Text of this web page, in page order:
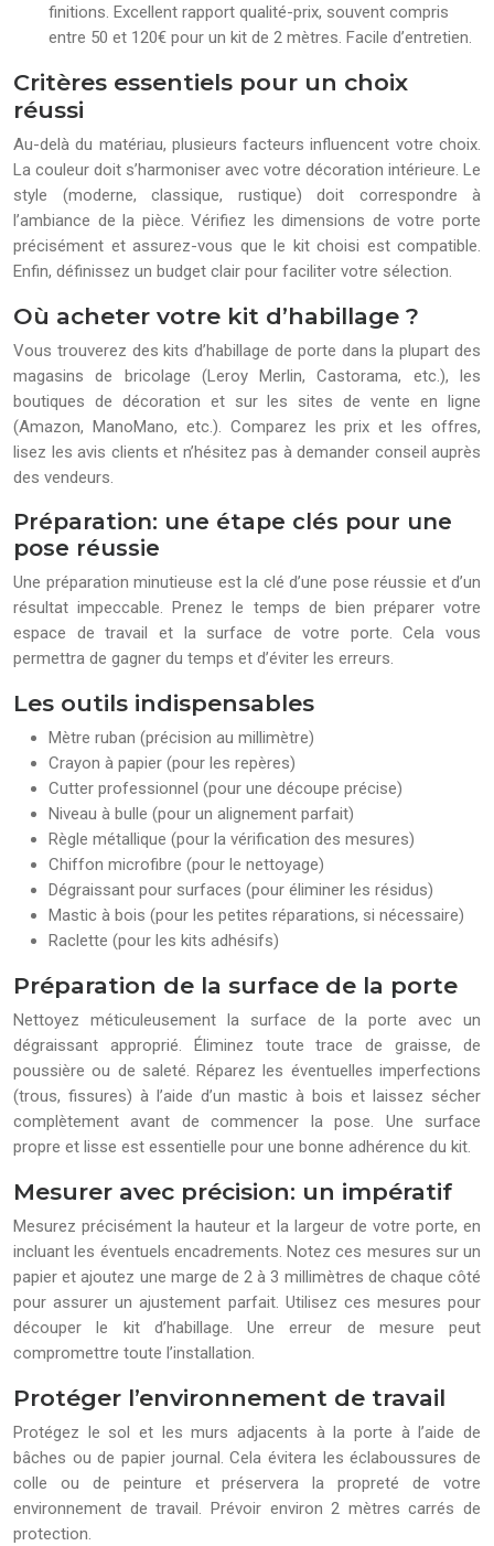
finitions. Excellent rapport qualité-prix, souvent compris
entre 50 et 120€ pour un kit de 2 mètres. Facile d’entretien.
Critères essentiels pour un choix
réussi
Au-delà du matériau, plusieurs facteurs influencent votre choix.
La couleur doit s’harmoniser avec votre décoration intérieure. Le
style (moderne, classique, rustique) doit correspondre à
l’ambiance de la pièce. Vérifiez les dimensions de votre porte
précisément et assurez-vous que le kit choisi est compatible.
Enfin, définissez un budget clair pour faciliter votre sélection.
Où acheter votre kit d’habillage ?
Vous trouverez des kits d’habillage de porte dans la plupart des
magasins de bricolage (Leroy Merlin, Castorama, etc.), les
boutiques de décoration et sur les sites de vente en ligne
(Amazon, ManoMano, etc.). Comparez les prix et les offres,
lisez les avis clients et n’hésitez pas à demander conseil auprès
des vendeurs.
Préparation: une étape clés pour une
pose réussie
Une préparation minutieuse est la clé d’une pose réussie et d’un
résultat impeccable. Prenez le temps de bien préparer votre
espace de travail et la surface de votre porte. Cela vous
permettra de gagner du temps et d’éviter les erreurs.
Les outils indispensables
Mètre ruban (précision au millimètre)
Crayon à papier (pour les repères)
Cutter professionnel (pour une découpe précise)
Niveau à bulle (pour un alignement parfait)
Règle métallique (pour la vérification des mesures)
Chiffon microfibre (pour le nettoyage)
Dégraissant pour surfaces (pour éliminer les résidus)
Mastic à bois (pour les petites réparations, si nécessaire)
Raclette (pour les kits adhésifs)
Préparation de la surface de la porte
Nettoyez méticuleusement la surface de la porte avec un
dégraissant approprié. Éliminez toute trace de graisse, de
poussière ou de saleté. Réparez les éventuelles imperfections
(trous, fissures) à l’aide d’un mastic à bois et laissez sécher
complètement avant de commencer la pose. Une surface
propre et lisse est essentielle pour une bonne adhérence du kit.
Mesurer avec précision: un impératif
Mesurez précisément la hauteur et la largeur de votre porte, en
incluant les éventuels encadrements. Notez ces mesures sur un
papier et ajoutez une marge de 2 à 3 millimètres de chaque côté
pour assurer un ajustement parfait. Utilisez ces mesures pour
découper le kit d’habillage. Une erreur de mesure peut
compromettre toute l’installation.
Protéger l’environnement de travail
Protégez le sol et les murs adjacents à la porte à l’aide de
bâches ou de papier journal. Cela évitera les éclaboussures de
colle ou de peinture et préservera la propreté de votre
environnement de travail. Prévoir environ 2 mètres carrés de
protection.